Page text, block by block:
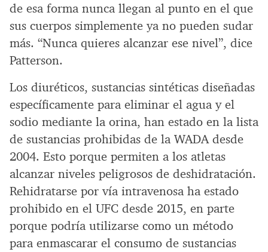
de esa forma nunca llegan al punto en el que
sus cuerpos simplemente ya no pueden sudar
más. “Nunca quieres alcanzar ese nivel”, dice
Patterson.
Los diuréticos, sustancias sintéticas diseñadas
específicamente para eliminar el agua y el
sodio mediante la orina, han estado en la lista
de sustancias prohibidas de la WADA desde
2004. Esto porque permiten a los atletas
alcanzar niveles peligrosos de deshidratación.
Rehidratarse por vía intravenosa ha estado
prohibido en el UFC desde 2015, en parte
porque podría utilizarse como un método
para enmascarar el consumo de sustancias